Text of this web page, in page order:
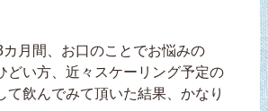
月間、お口のことでお悩みの
どい方、近々スケーリング予定の
て飲んでみて頂いた結果、かなり